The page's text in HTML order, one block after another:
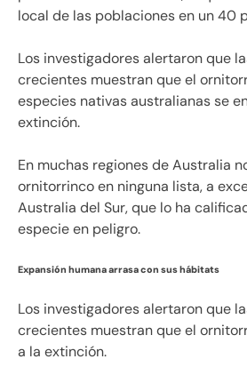
local de las poblaciones en un 40
Los investigadores alertaron que
crecientes muestran que el
especies nativas australianas se
extinción.
En muchas regiones de Australia
ornitorrinco en ninguna lista, a
Australia del Sur, que lo ha
especie en peligro.
Expansión humana arrasa con sus hábitats
Los investigadores alertaron que
crecientes muestran que el
a la extinción.